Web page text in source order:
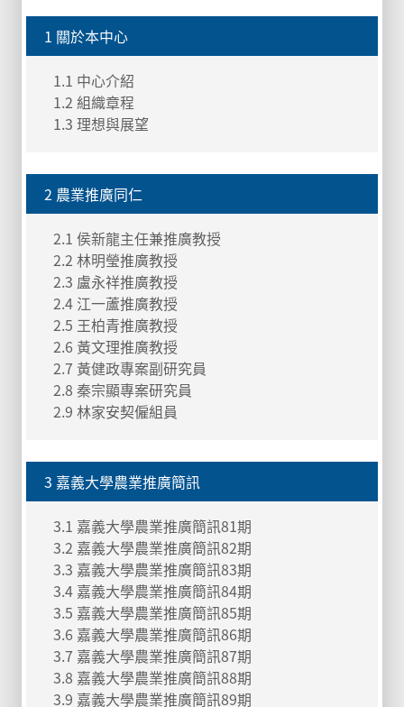
1 關於本中心
1.1 中心介紹
1.2 組織章程
1.3 理想與展望
2 農業推廣同仁
2.1 侯新龍主任兼推廣教授
2.2 林明瑩推廣教授
2.3 盧永祥推廣教授
2.4 江一蘆推廣教授
2.5 王柏青推廣教授
2.6 黃文理推廣教授
2.7 黃健政專案副研究員
2.8 秦宗顯專案研究員
2.9 林家安契僱組員
3 嘉義大學農業推廣簡訊
3.1 嘉義大學農業推廣簡訊81期
3.2 嘉義大學農業推廣簡訊82期
3.3 嘉義大學農業推廣簡訊83期
3.4 嘉義大學農業推廣簡訊84期
3.5 嘉義大學農業推廣簡訊85期
3.6 嘉義大學農業推廣簡訊86期
3.7 嘉義大學農業推廣簡訊87期
3.8 嘉義大學農業推廣簡訊88期
3.9 嘉義大學農業推廣簡訊89期